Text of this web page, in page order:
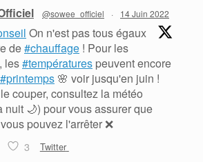
@sowee_officiel · 14 Juin 2022
On n'est pas tous égaux
de#chauffage ! Pour les
les#températures peuvent encore
#printemps 🌸 voir jusqu'en juin !
couper, consultez la météo
nuit 🌙) pour vous assurer que
pouvez l'arrêter ❌
3 Twitter